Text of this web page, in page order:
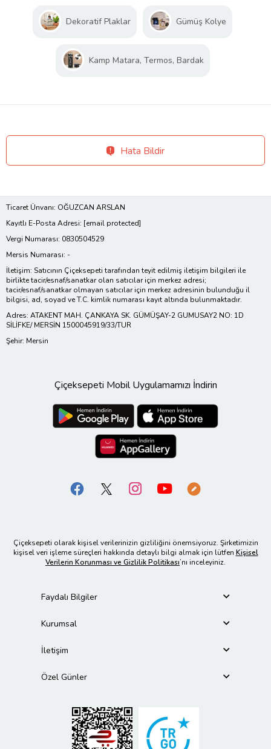
Dekoratif Plaklar Gümüş Kolye
Kamp Matara, Termos, Bardak
Hata Bildir
Ticaret Ünvanı: OĞUZCAN ARSLAN
Kayıtlı E-Posta Adresi: [email protected]
Vergi Numarası: 0830504529
Mersis Numarası: -
İletişim: Satıcının Çiçeksepeti tarafından teyit edilmiş iletişim bilgileri ile
birlikte tacir/esnaf/sanatkar olan satıcılar için merkez adresi;
tacir/esnaf/sanatkar olmayan satıcılar için merkez adresinin bulunduğu il
bilgisi, ad, soyad ve T.C. kimlik numarası kayıt altında bulunmaktadır.
Adres: ATAKENT MAH. ÇANKAYA SK. GÜMÜŞAY-2 GUMUSAY2 NO: 1D
SİLİFKE/ MERSİN 1500045919/33/TUR
Şehir: Mersin
Çiçeksepeti Mobil Uygulamamızı İndirin
Çiçeksepeti olarak kişisel verilerinizin gizliliğini önemsiyoruz. Şirketimizin
kişisel veri işleme süreçleri hakkında detaylı bilgi almak için lütfen Kişisel
Verilerin Korunması ve Gizlilik Politikası’nı inceleyiniz.
Faydalı Bilgiler
Kurumsal
İletişim
Özel Günler